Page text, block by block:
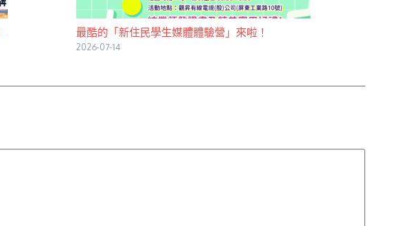
最酷的「新住民學生媒體體驗營」來啦！
2026-07-14